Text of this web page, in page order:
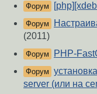
Форум
Форум
(2011)
Форум PHP-
Форум
server (или на